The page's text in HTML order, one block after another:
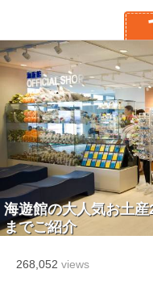
海遊館の大人気お土
までご紹介
268,052 views